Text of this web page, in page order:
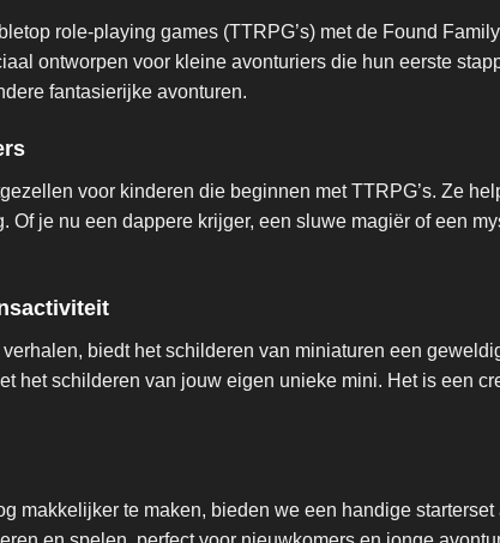
role-playing games (TTRPG’s) met de Found
ontworpen voor kleine avonturiers die hun eerste
fantasierijke avonturen.
voor kinderen die beginnen met TTRPG’s. Ze
Of je nu een dappere krijger, een sluwe magiër of een
biedt het schilderen van miniaturen een
het schilderen van jouw eigen unieke mini. Het is een
makkelijker te maken, bieden we een handige